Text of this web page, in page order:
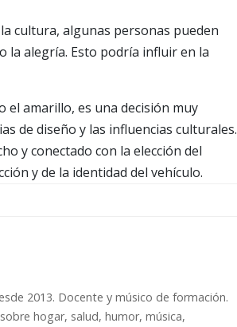
cultura, algunas personas pueden
la alegría. Esto podría influir en la
el amarillo, es una decisión muy
de diseño y las influencias culturales.
y conectado con la elección del
y de la identidad del vehículo.
2013. Docente y músico de formación.
hogar, salud, humor, música,